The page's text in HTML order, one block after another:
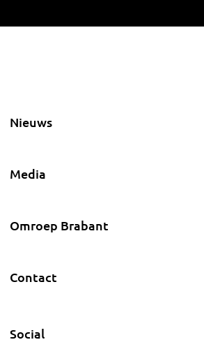
Nieuws
Media
Omroep Brabant
Contact
Social